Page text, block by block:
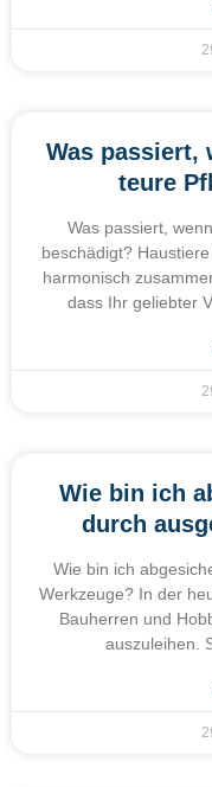
Was passiert,
teure
Was passiert,
beschädigt?
harmonisch
dass Ihr geliebter
Wie bin ich
durch
Wie bin ich
Werkzeuge? In der
Bauherren und
auszuleihen.